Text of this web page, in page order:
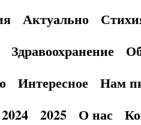
Актуально
Здравоохранение
Интересное
Нам
2024 2025 О нас